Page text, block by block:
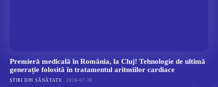
Premieră medicală în România, la Cluj! Tehnologie de ultimă
generație folosită în tratamentul aritmiilor cardiace
ȘTIRI DIN SĂNĂTATE 2026-07-20